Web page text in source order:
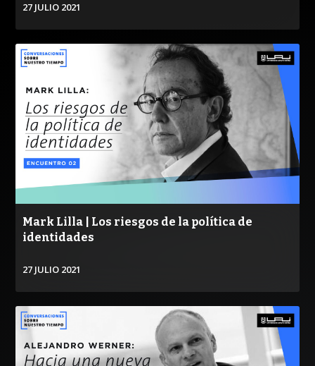
27 JULIO 2021
VER
Mark Lilla | Los riesgos de la política de
identidades
27 JULIO 2021
VER